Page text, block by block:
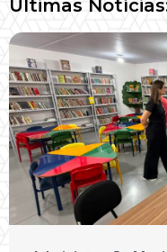
Últimas